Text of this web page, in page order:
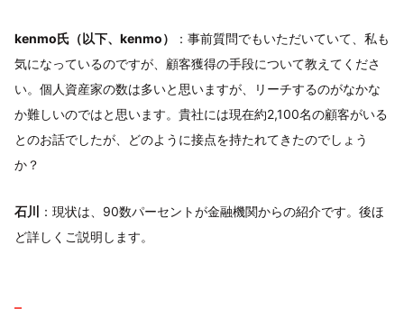
kenmo氏（以下、kenmo）
：事前質問でもいただいていて、私も
気になっているのですが、顧客獲得の手段について教えてくださ
い。個人資産家の数は多いと思いますが、リーチするのがなかな
か難しいのではと思います。貴社には現在約2,100名の顧客がいる
とのお話でしたが、どのように接点を持たれてきたのでしょう
か？
石川
：現状は、90数パーセントが金融機関からの紹介です。後ほ
ど詳しくご説明します。